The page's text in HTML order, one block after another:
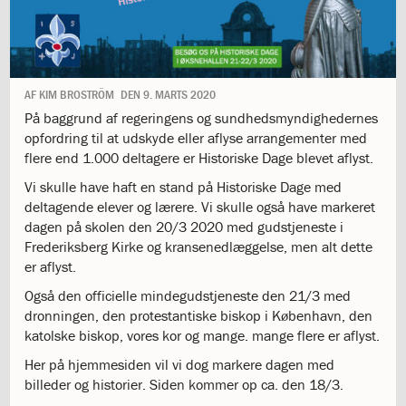
of
giving
1.12:
Let
it
Grow
1.13:
Move
it!
1.14:
Ucycle
We
cycle
Recycle
1.15:
Historie
af
Institut
Jeanne
d’Arc
1.17:
Markering
AF KIM BROSTRÖM DEN 9. MARTS 2020
På baggrund af regeringens og sundhedsmyndighedernes
opfordring til at udskyde eller aflyse arrangementer med
flere end 1.000 deltagere er Historiske Dage blevet aflyst.
Vi skulle have haft en stand på Historiske Dage med
deltagende elever og lærere. Vi skulle også have markeret
dagen på skolen den 20/3 2020 med gudstjeneste i
Frederiksberg Kirke og kransenedlæggelse, men alt dette
er aflyst.
Også den officielle mindegudstjeneste den 21/3 med
dronningen, den protestantiske biskop i København, den
katolske biskop, vores kor og mange. mange flere er aflyst.
Her på hjemmesiden vil vi dog markere dagen med
billeder og historier. Siden kommer op ca. den 18/3.